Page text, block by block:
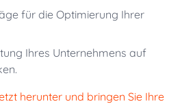
für die Optimierung Ihrer
Ihres Unternehmens auf
herunter und bringen Sie Ihre